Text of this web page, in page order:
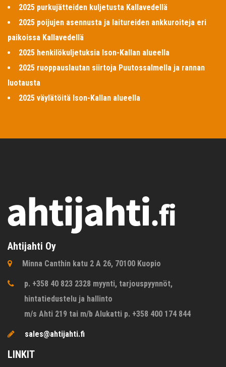
2025 purkujätteiden kuljetusta Kallavedellä
2025 poijujen asennusta ja laitureiden ankkuroiteja eri
paikoissa Kallavedellä
2025 henkilökuljetuksia Ison-Kallan alueella
2025 ruoppauslautan siirtoja Puutossalmella ja rannan
luotausta
2025 väylätöitä Ison-Kallan alueella
Ahtijahti Oy
Minna Canthin katu 2 A 26, 70100 Kuopio
p. +358 40 823 2328 myynti, tarjouspyynnöt,
hintatiedustelu ja hallinto
m/s Ahti 219 tai m/b Alukatti p. +358 400 174 844
sales@ahtijahti.fi
LINKIT